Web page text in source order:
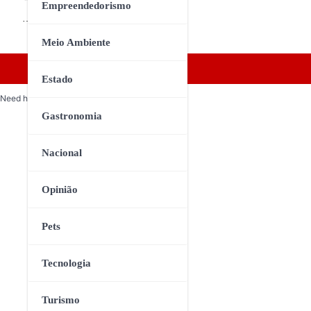
Empreendedorismo
Meio Ambiente
Estado
Gastronomia
Nacional
Opinião
Pets
Tecnologia
Turismo
Need help? Our team is just a message away